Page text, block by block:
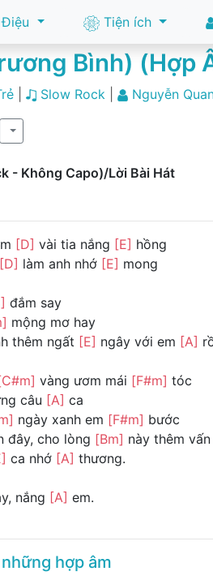
Điệu Tiện ích
Bình) (Hợp
| Slow Rock Nguyễn
- Không Capo)/Lời Bài Hát
[D] vài tia nắng [E] hồng
[D] làm anh nhớ [E] mong
đắm say
mộng mơ hay
thêm ngất [E] ngây với em [A]
vàng ươm mái [F#m] tóc
câu [A] ca
ngày xanh em [F#m] bước
đây, cho lòng [Bm] này thêm vấn
ca nhớ [A] thương.
nắng [A] em.
hợp âm